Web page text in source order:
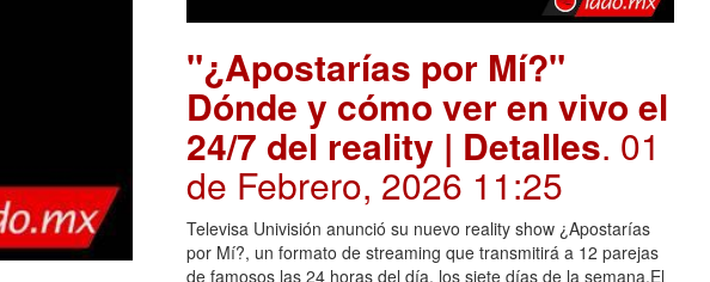
"¿Apostarías por Mí?"
Dónde y cómo ver en vivo el
24/7 del reality | Detalles. 01
de Febrero, 2026 11:25
Televisa Univisión anunció su nuevo reality show ¿Apostarías
por Mí?, un formato de streaming que transmitirá a 12 parejas
de famosos las 24 horas del día, los siete días de la semana.El